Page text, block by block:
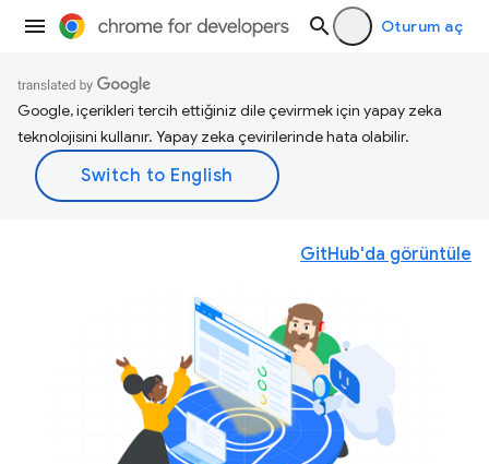
Oturum aç
Google, içerikleri tercih ettiğiniz dile çevirmek için yapay zeka
teknolojisini kullanır. Yapay zeka çevirilerinde hata olabilir.
GitHub'da görüntüle